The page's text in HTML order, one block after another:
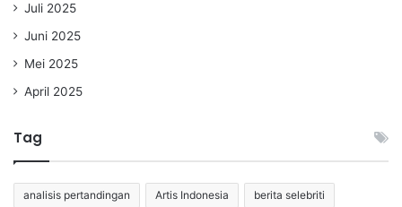
Juli 2025
Juni 2025
Mei 2025
April 2025
Tag
analisis pertandingan Artis Indonesia berita selebriti